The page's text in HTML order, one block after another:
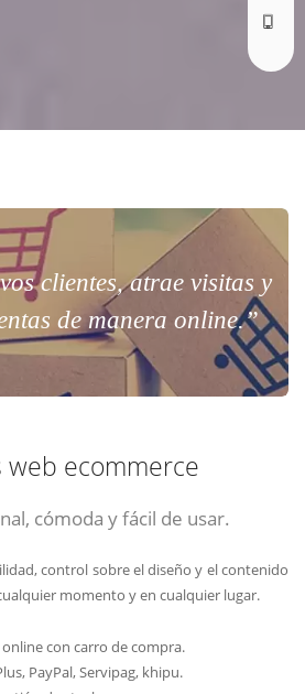
clientes, atrae visitas y
de manera online.”
web ecommerce
cómoda y fácil de usar.
control sobre el diseño y el contenido
momento y en cualquier lugar.
con carro de compra.
PayPal, Servipag, khipu.